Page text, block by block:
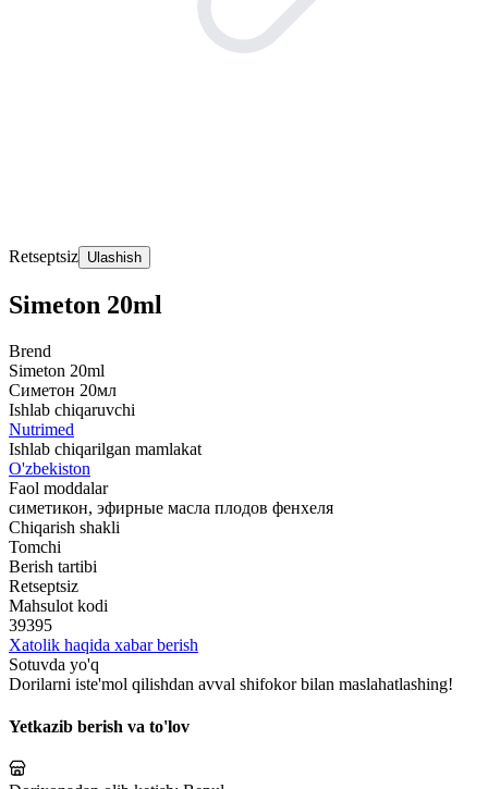
Retseptsiz Ulashish
Simeton 20ml
Brend
Simeton 20ml
Симетон 20мл
Ishlab chiqaruvchi
Nutrimed
Ishlab chiqarilgan mamlakat
O'zbekiston
Faol moddalar
симетикон, эфирные масла плодов фенхеля
Chiqarish shakli
Tomchi
Berish tartibi
Retseptsiz
Mahsulot kodi
39395
Xatolik haqida xabar berish
Sotuvda yo'q
Dorilarni iste'mol qilishdan avval shifokor bilan maslahatlashing!
Yetkazib berish va to'lov